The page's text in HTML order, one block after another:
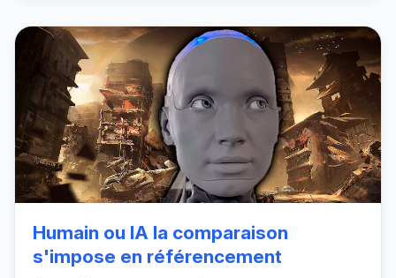
Humain ou IA la comparaison
s'impose en référencement